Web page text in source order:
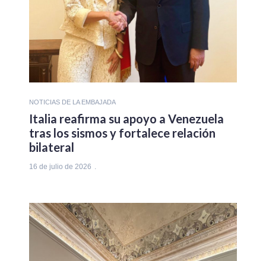
NOTICIAS DE LA EMBAJADA
Italia reafirma su apoyo a Venezuela
tras los sismos y fortalece relación
bilateral
16 de julio de 2026